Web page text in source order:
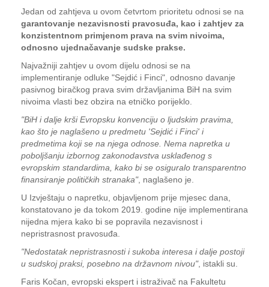
Jedan od zahtjeva u ovom četvrtom prioritetu odnosi se na
garantovanje nezavisnosti pravosuđa, kao i zahtjev za
konzistentnom primjenom prava na svim nivoima,
odnosno ujednačavanje sudske prakse.
Najvažniji zahtjev u ovom dijelu odnosi se na
implementiranje odluke "Sejdić i Finci", odnosno davanje
pasivnog biračkog prava svim državljanima BiH na svim
nivoima vlasti bez obzira na etničko porijeklo.
"BiH i dalje krši Evropsku konvenciju o ljudskim pravima,
kao što je naglašeno u predmetu 'Sejdić i Finci' i
predmetima koji se na njega odnose. Nema napretka u
poboljšanju izbornog zakonodavstva usklađenog s
evropskim standardima, kako bi se osiguralo transparentno
finansiranje političkih stranaka", naglašeno je.
U Izvještaju o napretku, objavljenom prije mjesec dana,
konstatovano je da tokom 2019. godine nije implementirana
nijedna mjera kako bi se popravila nezavisnost i
nepristrasnost pravosuđa.
"Nedostatak nepristrasnosti i sukoba interesa i dalje postoji
u sudskoj praksi, posebno na državnom nivou", istakli su.
Faris Kočan, evropski ekspert i istraživač na Fakultetu